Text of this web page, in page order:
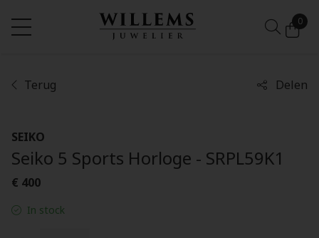
0
Terug Delen
SEIKO
Seiko 5 Sports Horloge - SRPL59K1
€ 400
In stock